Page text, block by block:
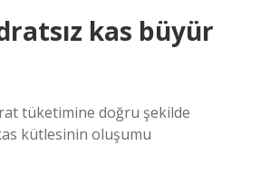
kas büyür
tüketimine doğru şekilde
kütlesinin oluşumu